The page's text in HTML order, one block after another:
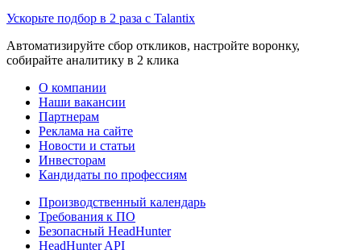
Ускорьте подбор в 2 раза с Talantix
Автоматизируйте сбор откликов, настройте воронку,
собирайте аналитику в 2 клика
О компании
Наши вакансии
Партнерам
Реклама на сайте
Новости и статьи
Инвесторам
Кандидаты по профессиям
Производственный календарь
Требования к ПО
Безопасный HeadHunter
HeadHunter API